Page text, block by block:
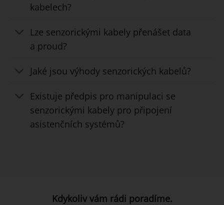
kabelech?
Lze senzorickými kabely přenášet data
a proud?
Jaké jsou výhody senzorických kabelů?
Existuje předpis pro manipulaci se
senzorickými kabely pro připojení
asistenčních systémů?
Kdykoliv vám rádi poradíme.